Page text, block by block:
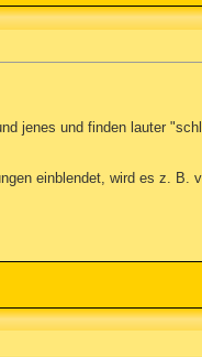
jenes und finden lauter
einblendet, wird es z. B.